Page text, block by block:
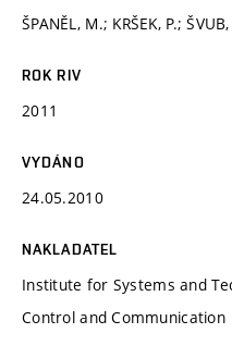
ŠPANĚL, M.; KRŠEK, P.;
ROK RIV
2011
VYDÁNO
24.05.2010
NAKLADATEL
Institute for Systems and
Control and Communication